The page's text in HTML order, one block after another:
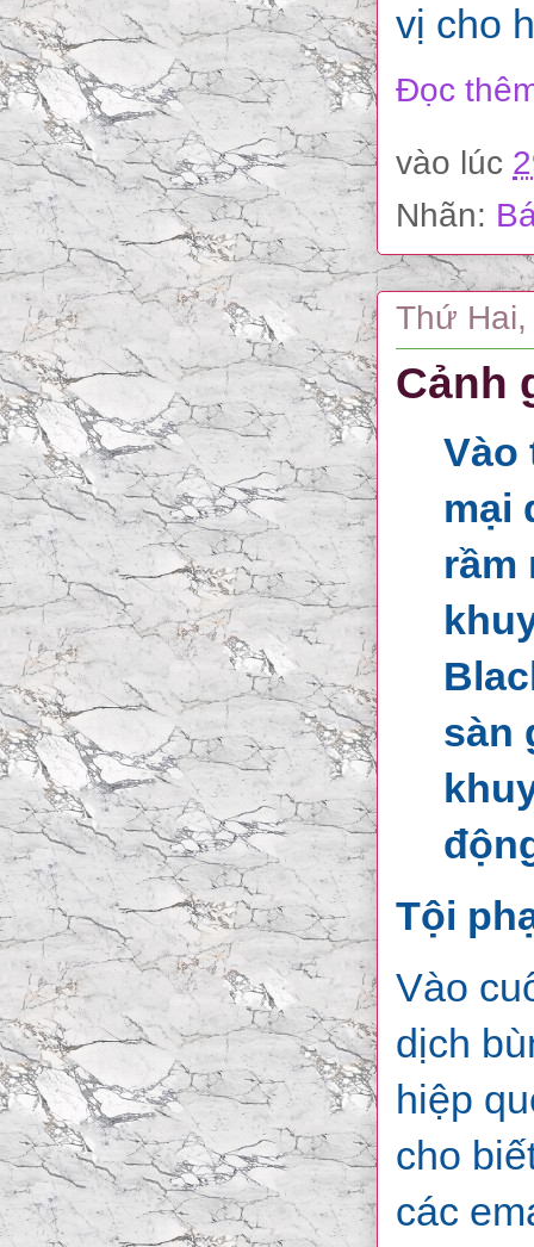
vị cho
Đọc
vào lúc
Nhãn:
Thứ
Cảnh
Vào
mại
rầm
sàn
Tội
Vào
dịch
hiệp
cho
các